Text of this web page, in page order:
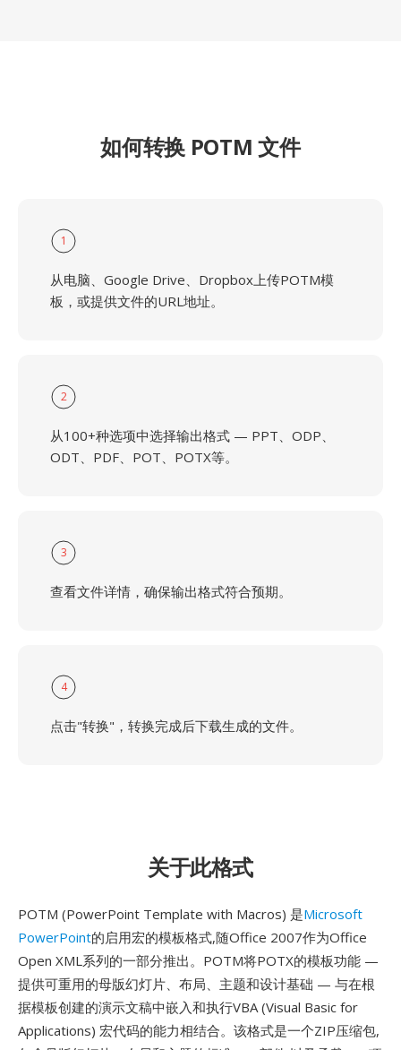
如何转换 POTM 文件
1
从电脑、Google Drive、Dropbox上传POTM模
板，或提供文件的URL地址。
2
从100+种选项中选择输出格式 — PPT、ODP、
ODT、PDF、POT、POTX等。
3
查看文件详情，确保输出格式符合预期。
4
点击"转换"，转换完成后下载生成的文件。
关于此格式
POTM (PowerPoint Template with Macros) 是Microsoft
PowerPoint的启用宏的模板格式,随Office 2007作为Office
Open XML系列的一部分推出。POTM将POTX的模板功能 —
提供可重用的母版幻灯片、布局、主题和设计基础 — 与在根
据模板创建的演示文稿中嵌入和执行VBA (Visual Basic for
Applications) 宏代码的能力相结合。该格式是一个ZIP压缩包,